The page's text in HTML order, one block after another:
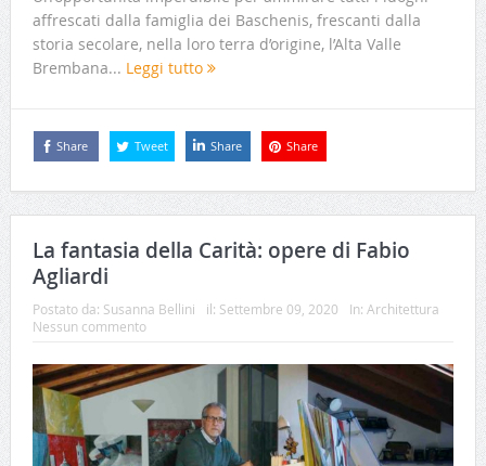
affrescati dalla famiglia dei Baschenis, frescanti dalla
storia secolare, nella loro terra d’origine, l’Alta Valle
Brembana... Leggi tutto
Share Tweet Share Share
La fantasia della Carità: opere di Fabio
Agliardi
Postato da: Susanna Bellini il: Settembre 09, 2020 In: Architettura
Nessun commento